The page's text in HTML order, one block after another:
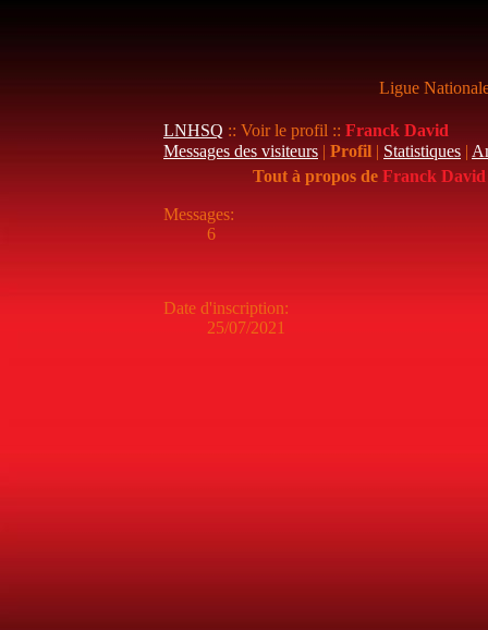
Ligue
LNHSQ :: Voir le profil :: Franck David
Messages des visiteurs | Profil | Statistiques |
Tout à propos de Franck David
Messages:
6
Date d'inscription:
25/07/2021